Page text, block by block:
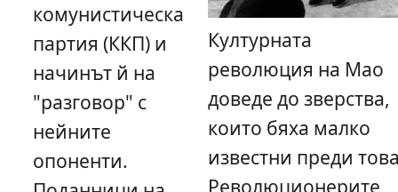
комунистическа
партия (ККП) и
начинът й на
"разговор" с
нейните
опоненти.
Културната
революция на Мао
доведе до зверства,
които бяха малко
известни преди
Революционерите